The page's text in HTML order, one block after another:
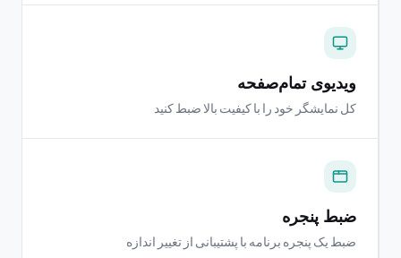
ویدیوی تمام‌صفحه
کل نمایشگر خود را با کیفیت بالا ضبط کنید
ضبط پنجره
ضبط یک پنجره برنامه با پشتیبانی از تغییر اندازه